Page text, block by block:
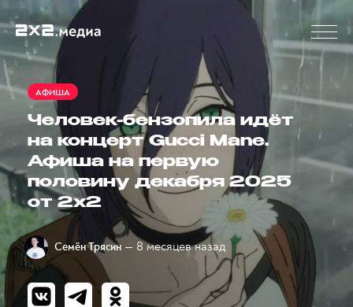
АФИША
Человек-бензопила идёт
на концерт Gucci Mane.
Афиша на первую
половину декабря 2025
от 2x2
Семён Трясин — 8 месяцев назад